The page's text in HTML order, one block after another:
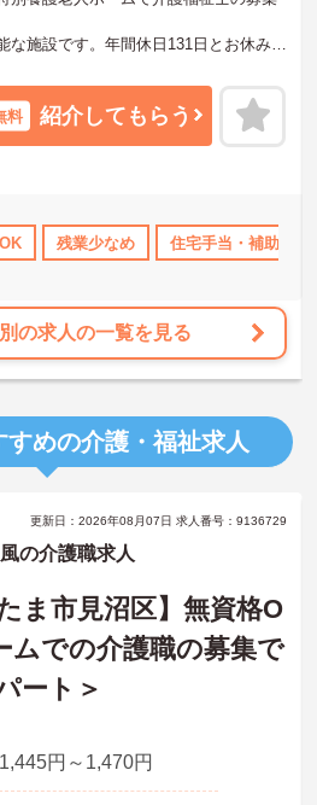
産休･育休･介護休暇取得実績あり
な施設です。年間休日131日とお休みを
充実しています。障害福祉サービス
を積みながらスキルアップを目指せま
環境です
かり確保できます♪
です
務できます♪
やすい職場です
ーム
を目指せます♪
料 紹介してもらう
残業少なめ 住宅手当・補助
の求人の一覧を見る
すめの介護・福祉求人
更新日：2026年08月07日 求人番号：9136729
の介護職求人
ま市見沼区】無資格O
ムでの介護職の募集で
ート＞
円～1,470円